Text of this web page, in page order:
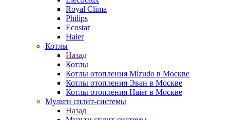
Royal Clima
Philips
Ecostar
Haier
Котлы
Назад
Котлы
Котлы отопления Mizudo в Москве
Котлы отопления Эван в Москве
Котлы отопления Haier в Москве
Мульти сплит-системы
Назад